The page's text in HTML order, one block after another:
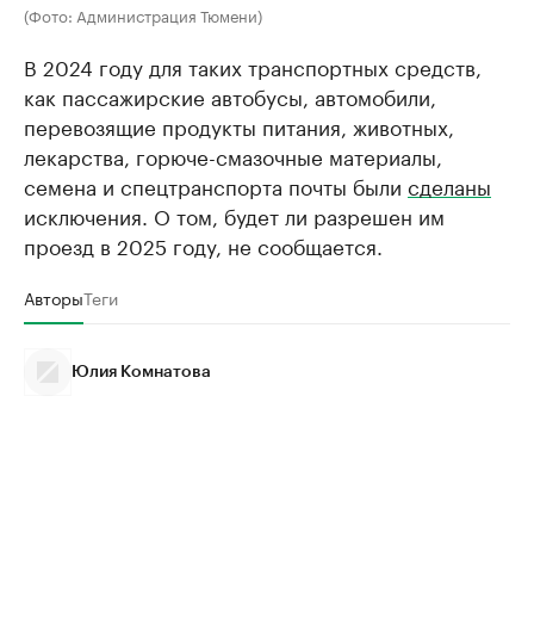
(Фото: Администрация Тюмени)
В 2024 году для таких транспортных средств,
как пассажирские автобусы, автомобили,
перевозящие продукты питания, животных,
лекарства, горюче-смазочные материалы,
семена и спецтранспорта почты были сделаны
исключения. О том, будет ли разрешен им
проезд в 2025 году, не сообщается.
АвторыТеги
Юлия Комнатова